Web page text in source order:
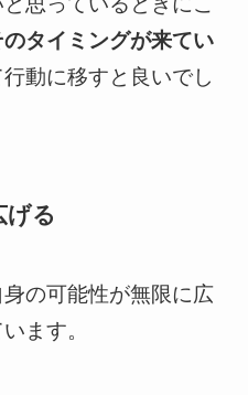
のタイミングが来てい
動に移すと良いでし
げる
身の可能性が無限に広
ます。